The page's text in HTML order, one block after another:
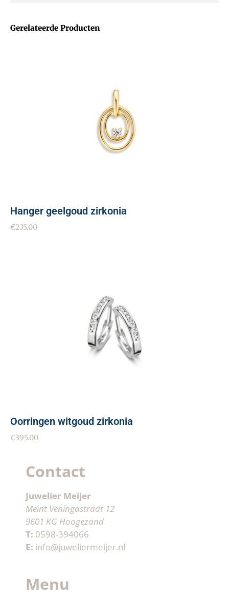
Gerelateerde Producten
Hanger geelgoud zirkonia
€235.00
Oorringen witgoud zirkonia
€395.00
Contact
Juwelier Meijer
Meint Veningastraat 12
9601 KG Hoogezand
T: 0598-394066
E: info@juweliermeijer.nl
Menu